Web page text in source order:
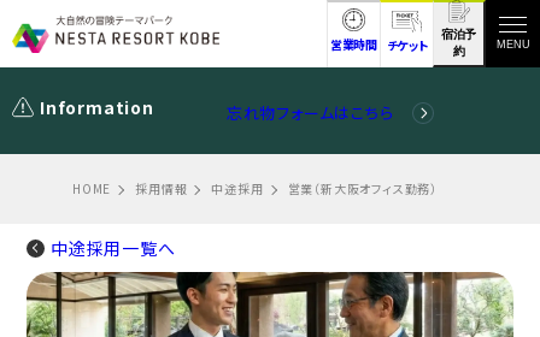
営業時間 チケット
宿泊予
約
MENU
Information 忘れ物フォームはこちら
HOME 採用情報 中途採用 営業（新大阪オフィス勤務）
中途採用一覧へ